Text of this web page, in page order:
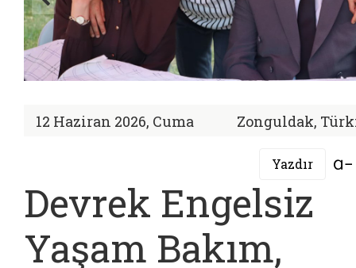
12 Haziran 2026, Cuma Zonguldak,
Yazdır
Devrek Engelsiz
Yaşam Bakım,